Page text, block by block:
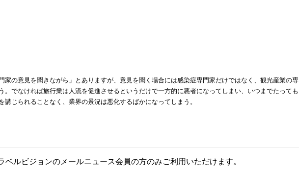
家の意見を聞きながら」とありますが、意見を聞く場合には感染症専門家だけではなく、観光産業の専
。でなければ旅行業は人流を促進させるというだけで一方的に悪者になってしまい、いつまでたっても
講じられることなく、業界の景況は悪化するばかになってしまう。
ベルビジョンのメールニュース会員の方のみご利用いただけます。